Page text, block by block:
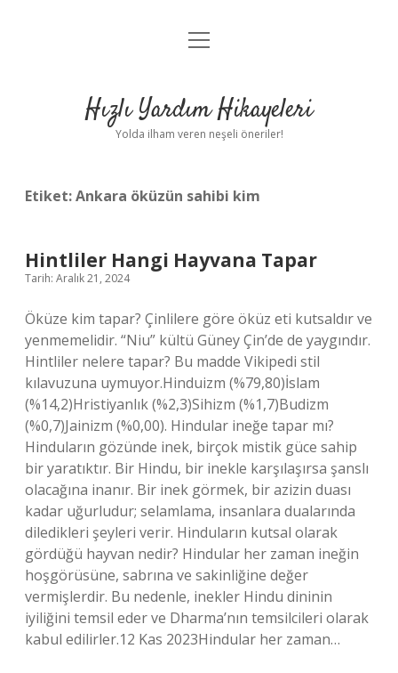
Anasayfa
Yasal Uyarı
menüyü
Hızlı Yardım Hikayeleri
Yolda ilham veren neşeli öneriler!
Etiket:Ankara öküzün sahibi kim
Hintliler Hangi Hayvana Tapar
Tarih: Aralık 21, 2024
Öküze kim tapar? Çinlilere göre öküz eti kutsaldır ve
yenmemelidir. “Niu” kültü Güney Çin’de de yaygındır.
Hintliler nelere tapar? Bu madde Vikipedi stil
kılavuzuna uymuyor.Hinduizm (%79,80)İslam
(%14,2)Hristiyanlık (%2,3)Sihizm (%1,7)Budizm
(%0,7)Jainizm (%0,00). Hindular ineğe tapar mı?
Hinduların gözünde inek, birçok mistik güce sahip
bir yaratıktır. Bir Hindu, bir inekle karşılaşırsa şanslı
olacağına inanır. Bir inek görmek, bir azizin duası
kadar uğurludur; selamlama, insanlara dualarında
diledikleri şeyleri verir. Hinduların kutsal olarak
gördüğü hayvan nedir? Hindular her zaman ineğin
hoşgörüsüne, sabrına ve sakinliğine değer
vermişlerdir. Bu nedenle, inekler Hindu dininin
iyiliğini temsil eder ve Dharma’nın temsilcileri olarak
kabul edilirler.12 Kas 2023Hindular her zaman…